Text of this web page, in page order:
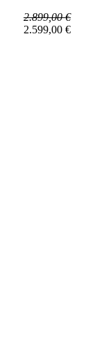
2.899,00€
2.599,00 €